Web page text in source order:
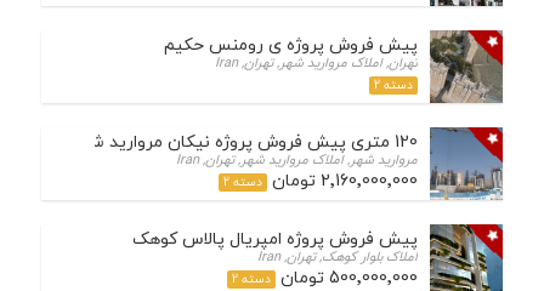
پیش فروش پروژه ی رومنس حکیم
تهران, املاک مروارید شهر, تهران, Iran
دسته 2
120 متری پیش فروش پروژه نیکان مروارید شهر تعاونی ثمین
مروارید شهر, املاک مروارید شهر, تهران, Iran
2٬160٬000٬000 تومان دسته 2
پیش فروش پروژه امپریال پالاس کوهک
املاک بلوار کوهک, تهران, Iran
500٬000٬000 تومان دسته 2